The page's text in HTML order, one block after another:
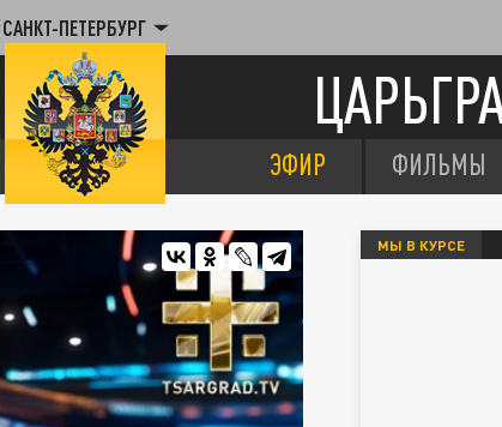
САНКТ-ПЕТЕРБУРГ
ЭФИР ФИЛЬМЫ
МЫ В КУРСЕ